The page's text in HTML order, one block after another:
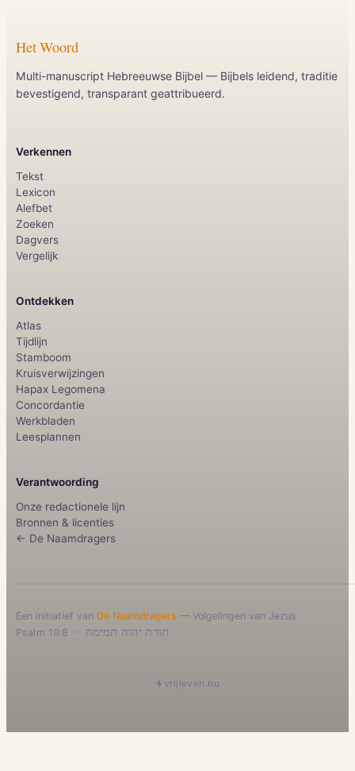
Het Woord
Multi-manuscript Hebreeuwse Bijbel — Bijbels leidend, traditie
bevestigend, transparant geattribueerd.
Verkennen
Tekst
Lexicon
Alefbet
Zoeken
Dagvers
Vergelijk
Ontdekken
Atlas
Tijdlijn
Stamboom
Kruisverwijzingen
Hapax Legomena
Concordantie
Werkbladen
Leesplannen
Verantwoording
Onze redactionele lijn
Bronnen & licenties
← De Naamdragers
Een initiatief van De Naamdragers — Volgelingen van Jezus
תורת יהוה תמימה ·
Psalm 19:8
vrijleven.nu